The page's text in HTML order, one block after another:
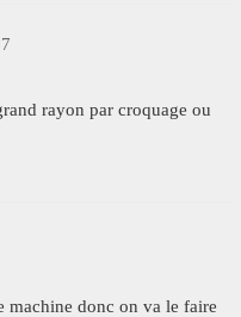
rayon par croquage ou
machine donc on va le faire